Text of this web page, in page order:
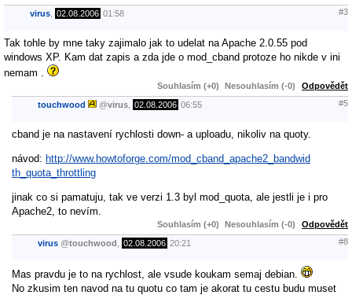
virus 02.08.2006 01:58 #3
Tak tohle by mne taky zajimalo jak to udelat na Apache 2.0.55 pod
windows XP. Kam dat zapis a zda jde o mod_cband protoze ho nikde v ini
nemam .
Souhlasím (+0) Nesouhlasím (-0) Odpovědět
touchwood @virus 02.08.2006 06:55 #5
cband je na nastavení rychlosti down- a uploadu, nikoliv na quoty.
návod: http://www.howtoforge.com/mod_cband_apache2_bandwid
th_quota_throttling
jinak co si pamatuju, tak ve verzi 1.3 byl mod_quota, ale jestli je i pro
Apache2, to nevím.
Souhlasím (+0) Nesouhlasím (-0) Odpovědět
virus @touchwood 02.08.2006 20:21 #8
Mas pravdu je to na rychlost, ale vsude koukam semaj debian.
No zkusim ten navod na tu quotu co tam je akorat tu cestu budu muset